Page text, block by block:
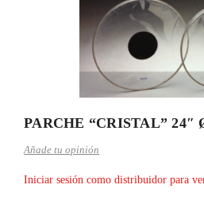
PARCHE “CRISTAL” 24″
Añade tu opinión
Iniciar sesión como distribuidor para